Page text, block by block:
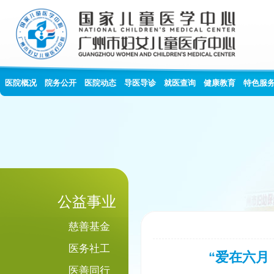
医院概况 院务公开 医院动态 导医导诊 就医查询 健康教育 特色服
公益事业
慈善基金
医务社工
医善同行
“爱在六